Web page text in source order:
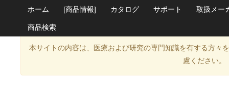
ホーム [商品情報] カタログ サポート 取扱メー
商品検索
本サイトの内容は、医療および研究の専門知識を有する方々
慮ください。